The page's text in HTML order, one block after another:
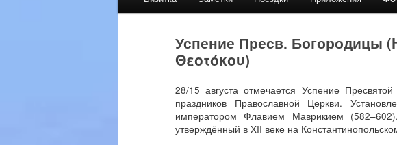
Успение Пресв. Богородицы
Θεοτόκου)
28/15 августа отмечается Успение
праздников Православной Церкви.
императором Флавием Маврикием
утверждённый в XII веке на